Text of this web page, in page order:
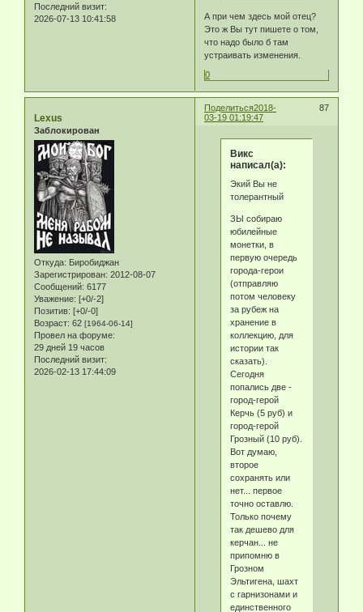
Последний визит:
2026-07-13 10:41:58
А при чем здесь мой отец?
Это ж Вы тут пишете о том,
что надо было б там
устраивать изменения.
0
Поделиться 87
2018-
03-19 01:19:47
Lexus
Заблокирован
Откуда: Биробиджан
Зарегистрирован: 2012-08-07
Сообщений: 6177
Уважение: [+0/-2]
Позитив: [+0/-0]
Возраст: 62 [1964-06-14]
Провел на форуме:
29 дней 19 часов
Последний визит:
2026-02-13 17:44:09
Викс
написал(а):
Экий Вы не
толерантный
ЗЫ собираю
юбилейные
монетки, в
первую очередь
города-герои
(отправляю
потом человеку
за рубеж на
хранение в
коллекцию, для
истории так
сказать).
Сегодня
попались две -
город-герой
Керчь (5 руб) и
город-герой
Грозный (10 руб).
Вот думаю,
второе
сохранять или
нет... первое
точно оставлю.
Только почему
так дешево для
керчан... не
припомню в
Грозном
Эльтигена, шахт
с гарнизонами и
единственного